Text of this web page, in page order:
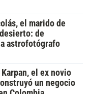
el marido de
de
astrofotógrafo
el ex novio
un negocio